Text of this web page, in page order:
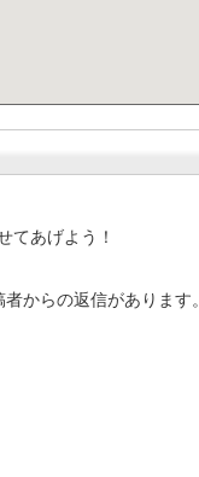
てあげよう！
からの返信があります。